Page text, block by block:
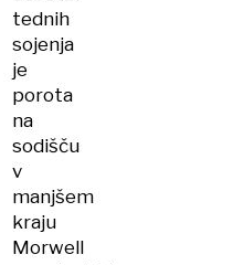
tednih
sojenja
je
porota
na
sodišču
v
manjšem
kraju
Morwell